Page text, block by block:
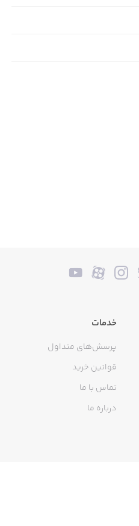
خدمات
پرسش‌های متداول
قوانین خرید
تماس با ما
درباره ما